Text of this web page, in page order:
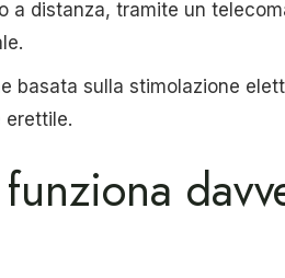
a distanza, tramite un
basata sulla stimolazione
erettile.